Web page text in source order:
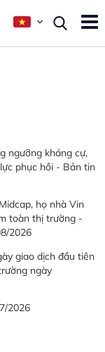
ngưỡng kháng cự,
phục hồi - Bản tin
họ nhà Vin
toàn thị trường -
2026
giao dịch đầu tiên
ngày
2026